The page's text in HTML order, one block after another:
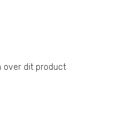
over dit product